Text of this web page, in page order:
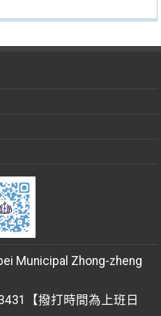
Municipal Zhong-zheng
【撥打時間為上班日